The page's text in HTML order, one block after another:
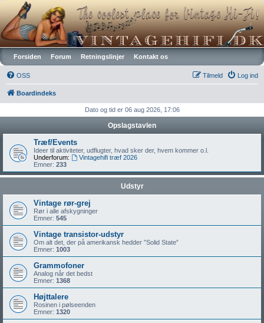
Vintagehifi.dk
Forsiden Forum Retningslinjer Kontakt os
OSS Log ind
Tilmeld
Boardindeks
Dato og tid er 06 aug 2026, 17:06
Opslagstavlen
Træf/Events
Ideer til aktiviteter, udflugter, hvad sker der, hvem kommer o.l.
Underforum:
Vintagehifi træf 2026
Emner: 233
Udstyr
Vintage rør-grej
Rør i alle afskygninger
Emner: 545
Vintage transistor-udstyr
Om alt det, der på amerikansk hedder ”Solid State”
Emner: 1003
Grammofoner
Analog når det bedst
Emner: 1368
Højttalere
Rosinen i pølseenden
Emner: 1320